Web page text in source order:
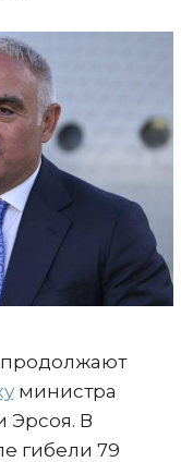
продолжают
министра
Эрсоя. В
гибели 79